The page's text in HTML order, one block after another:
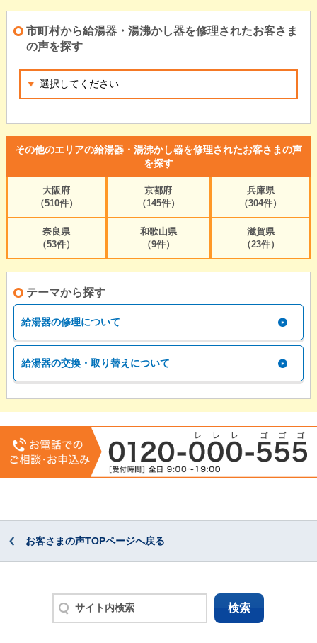
市町村から給湯器・湯沸かし器を修理されたお客さま
の声を探す
その他のエリアの給湯器・湯沸かし器を修理されたお客さまの声
を探す
大阪府
（510件）
京都府
（145件）
兵庫県
（304件）
奈良県
（53件）
和歌山県
（9件）
滋賀県
（23件）
テーマから探す
給湯器の修理について
給湯器の交換・取り替えについて
お客さまの声TOPページへ戻る